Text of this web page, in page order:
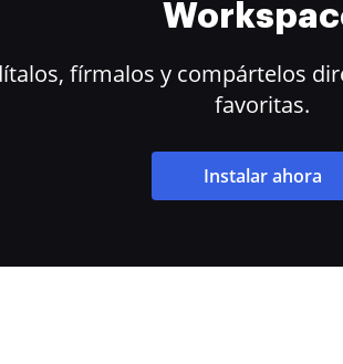
fírmalos y compártelos
favoritas.
Instalar ahora